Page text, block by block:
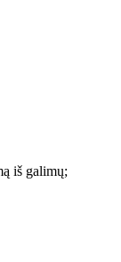
iš galimų;